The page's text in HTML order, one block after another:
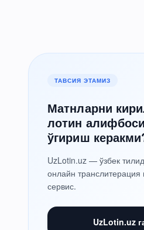
ТАВСИЯ ЭТАМИЗ
Матнларни
лотин
ўгириш
UzLotin.uz — ўзбек
онлайн транслитерация
сервис.
UzLotin.uz